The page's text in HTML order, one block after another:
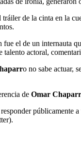
de la cinta en la
el de un internauta
talento actoral,
o no sabe actuar,
de Omar
públicamente